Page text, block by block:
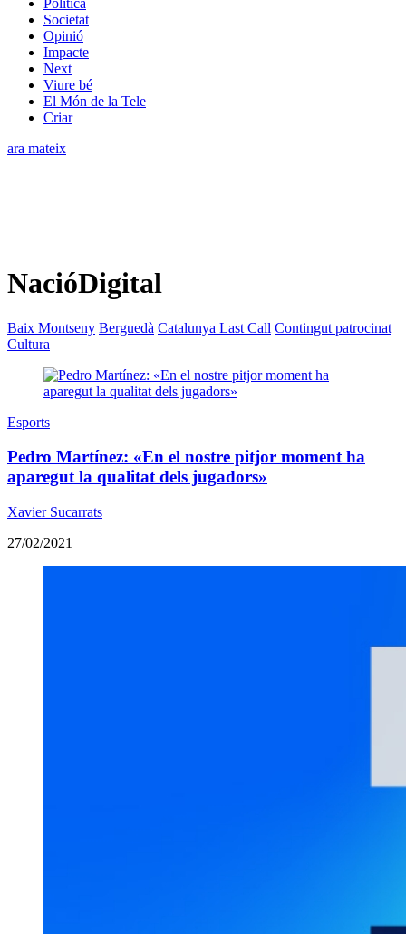
Societat
Opinió
Impacte
Next
Viure bé
El Món de la Tele
Criar
ara mateix
NacióDigital
Baix Montseny Berguedà Catalunya Last Call Contingut patrocinat
Cultura
Esports
Pedro Martínez: «En el nostre pitjor moment ha
aparegut la qualitat dels jugadors»
Xavier Sucarrats
27/02/2021